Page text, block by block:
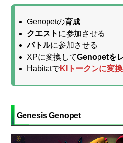
Genopetの育成
クエスト に参加させる
バトルに参加させる
XPに変換してGenopetを
HabitatでKIトークンに変換
Genesis Genopet